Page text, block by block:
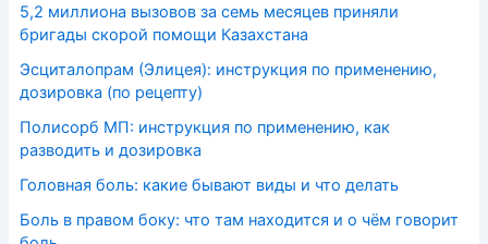
5,2 миллиона вызовов за семь месяцев приняли
бригады скорой помощи Казахстана
Эсциталопрам (Элицея): инструкция по применению,
дозировка (по рецепту)
Полисорб МП: инструкция по применению, как
разводить и дозировка
Головная боль: какие бывают виды и что делать
Боль в правом боку: что там находится и о чём говорит